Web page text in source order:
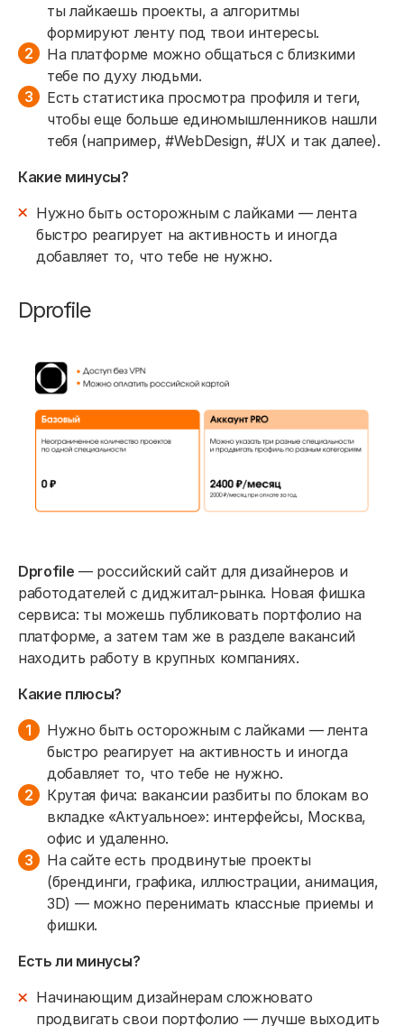
ты лайкаешь проекты, а алгоритмы
формируют ленту под твои интересы.
На платформе можно общаться с близкими
тебе по духу людьми.
Есть статистика просмотра профиля и теги,
чтобы еще больше единомышленников нашли
тебя (например, #WebDesign, #UX и так далее).
Какие минусы?
Нужно быть осторожным с лайками — лента
быстро реагирует на активность и иногда
добавляет то, что тебе не нужно.
Dprofile
Dprofile — российский сайт для дизайнеров и
работодателей с диджитал-рынка. Новая фишка
сервиса: ты можешь публиковать портфолио на
платформе, а затем там же в разделе вакансий
находить работу в крупных компаниях.
Какие плюсы?
Нужно быть осторожным с лайками — лента
быстро реагирует на активность и иногда
добавляет то, что тебе не нужно.
Крутая фича: вакансии разбиты по блокам во
вкладке «Актуальное»: интерфейсы, Москва,
офис и удаленно.
На сайте есть продвинутые проекты
(брендинги, графика, иллюстрации, анимация,
3D) — можно перенимать классные приемы и
фишки.
Есть ли минусы?
Начинающим дизайнерам сложновато
продвигать свои портфолио — лучше выходить